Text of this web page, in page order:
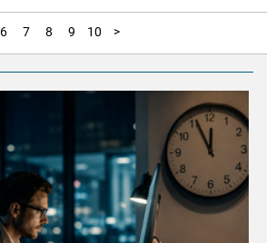
6 7 8 9 10 >